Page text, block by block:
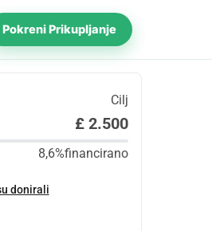
Pokreni Prikupljanje
Cilj
£ 2.500
8,6%financirano
donirali